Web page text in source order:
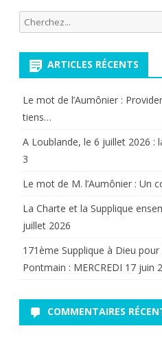
Recherche
pour:
ARTICLES RÉCENTS
Le mot de l’Aumônier :
tiens…
A Loublande, le 6 juillet 2026 :
3
Le mot de M. l’Aumônier : Un
La Charte et la Supplique
juillet 2026
171ème Supplique à Dieu
Pontmain : MERCREDI 17 juin
COMMENTAIRES